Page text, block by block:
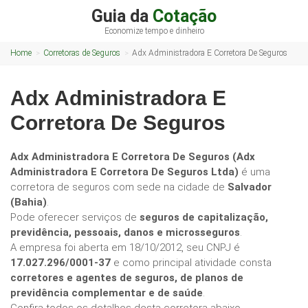
Guia da Cotação
Economize tempo e dinheiro
Home Corretoras de Seguros Adx Administradora E Corretora De Seguros
Adx Administradora E
Corretora De Seguros
Adx Administradora E Corretora De Seguros (Adx
Administradora E Corretora De Seguros Ltda) é uma
corretora de seguros com sede na cidade de Salvador
(Bahia).
Pode oferecer serviços de seguros de capitalização,
previdência, pessoais, danos e microsseguros.
A empresa foi aberta em 18/10/2012, seu CNPJ é
17.027.296/0001-37 e como principal atividade consta
corretores e agentes de seguros, de planos de
previdência complementar e de saúde.